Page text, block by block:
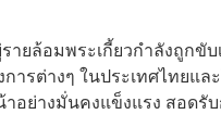
ยล้อมพระเกี้ยวกำลังถูกขั
ารต่างๆ ในประเทศไทยแ
อย่างมั่นคงแข็งแรง สอด